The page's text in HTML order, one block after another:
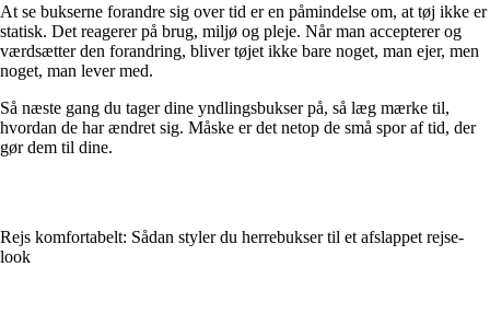
At se bukserne forandre sig over tid er en påmindelse om, at tøj ikke er
statisk. Det reagerer på brug, miljø og pleje. Når man accepterer og
værdsætter den forandring, bliver tøjet ikke bare noget, man ejer, men
noget, man lever med.
Så næste gang du tager dine yndlingsbukser på, så læg mærke til,
hvordan de har ændret sig. Måske er det netop de små spor af tid, der
gør dem til dine.
Rejs komfortabelt: Sådan styler du herrebukser til et afslappet rejse-
look